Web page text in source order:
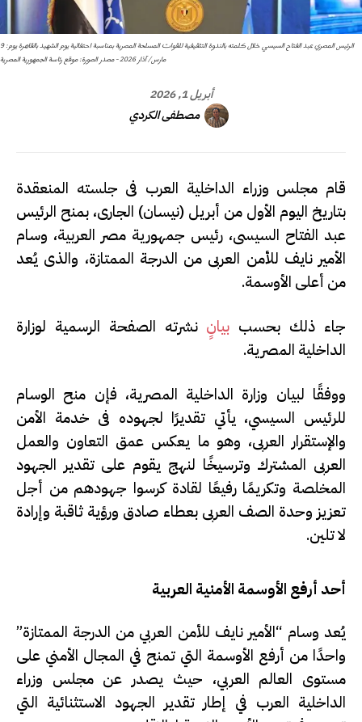
الرئيس المصري عبد الفتاح السيسي خلال كلمته بالندوة التثقيفية للقوات المسلحة المصرية بمناسبة احتفالية يوم الشهيد بالقاهرة يوم: 9
مارس/ آذار 2026 - مصدر الصورة: موقع رئاسة الجمهورية المصرية
أبريل 1, 2026
مصطفى الكردي
قام مجلس وزراء الداخلية العرب فى جلسته المنعقدة
بتاريخ اليوم الأول من أبريل (نيسان) الجارى، بمنح الرئيس
عبد الفتاح السيسى، رئيس جمهورية مصر العربية، وسام
الأمير نايف للأمن العربى من الدرجة الممتازة، والذى يُعد
من أعلى الأوسمة.
جاء ذلك بحسب بيانٍ نشرته الصفحة الرسمية لوزارة
الداخلية المصرية.
ووفقًا لبيان وزارة الداخلية المصرية، فإن منح الوسام
للرئيس السيسي، يأتي تقديرًا لجهوده فى خدمة الأمن
والإستقرار العربى، وهو ما يعكس عمق التعاون والعمل
العربى المشترك وترسيخًا لنهج يقوم على تقدير الجهود
المخلصة وتكريمًا رفيعًا لقادة كرسوا جهودهم من أجل
تعزيز وحدة الصف العربى بعطاء صادق ورؤية ثاقبة وإرادة
لا تلين.
أحد أرفع الأوسمة الأمنية العربية
يُعد وسام “الأمير نايف للأمن العربي من الدرجة الممتازة”
واحدًا من أرفع الأوسمة التي تمنح في المجال الأمني على
مستوى العالم العربي، حيث يصدر عن مجلس وزراء
الداخلية العرب في إطار تقدير الجهود الاستثنائية التي